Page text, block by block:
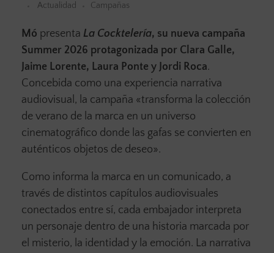
Actualidad
Campañas
Mó presenta La Cocktelería, su nueva campaña
Summer 2026 protagonizada por Clara Galle,
Jaime Lorente, Laura Ponte y Jordi Roca.
Concebida como una experiencia narrativa
audiovisual, la campaña «transforma la colección
de verano de la marca en un universo
cinematográfico donde las gafas se convierten en
auténticos objetos de deseo».
Como informa la marca en un comunicado, a
través de distintos capítulos audiovisuales
conectados entre sí, cada embajador interpreta
un personaje dentro de una historia marcada por
el misterio, la identidad y la emoción. La narrativa